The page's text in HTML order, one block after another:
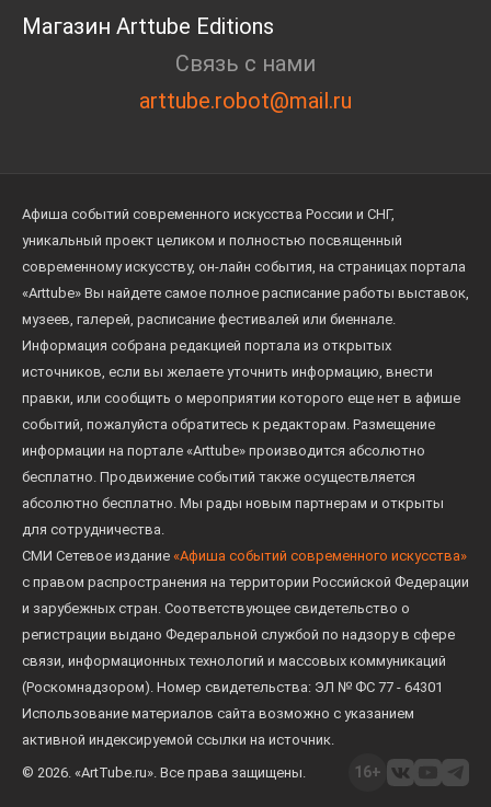
Магазин Arttube Editions
Связь с нами
arttube.robot@mail.ru
Афиша событий современного искусства России и СНГ,
уникальный проект целиком и полностью посвященный
современному искусству, он-лайн события, на страницах портала
«Arttube» Вы найдете самое полное расписание работы выставок,
музеев, галерей, расписание фестивалей или биеннале.
Информация собрана редакцией портала из открытых
источников, если вы желаете уточнить информацию, внести
правки, или сообщить о мероприятии которого еще нет в афише
событий, пожалуйста обратитесь к редакторам. Размещение
информации на портале «Arttube» производится абсолютно
бесплатно. Продвижение событий также осуществляется
абсолютно бесплатно. Мы рады новым партнерам и открыты
для сотрудничества.
СМИ Сетевое издание «Афиша событий современного искусства»
с правом распространения на территории Российской Федерации
и зарубежных стран. Соответствующее свидетельство о
регистрации выдано Федеральной службой по надзору в сфере
связи, информационных технологий и массовых коммуникаций
(Роскомнадзором). Номер свидетельства: ЭЛ № ФС 77 - 64301
Использование материалов сайта возможно с указанием
активной индексируемой ссылки на источник.
© 2026. «ArtTube.ru». Все права защищены.
16+